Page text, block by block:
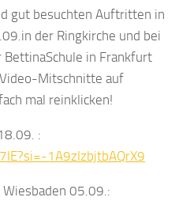
gut besuchten Auftritten in
der Ringkirche und bei
BettinaSchule in Frankfurt
Mitschnitte auf
mal reinklicken!
:
1A9zIzbjtbAQrX9
Wiesbaden 05.09.: